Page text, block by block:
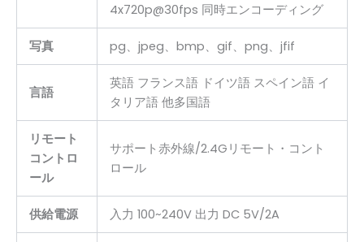
4x720p@30fps 同時エンコーディング
写真 pg、jpeg、bmp、gif、png、jfif
言語
英語 フランス語 ドイツ語 スペイン語 イ
タリア語 他多国語
リモート
コントロ
ール
サポート赤外線/2.4Gリモート・コント
ロール
供給電源 入力 100~240V 出力 DC 5V/2A